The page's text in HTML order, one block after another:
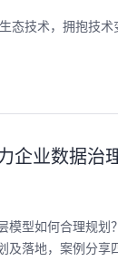
态技术，拥抱技
企业数据治
型如何合理规
落地，案例分